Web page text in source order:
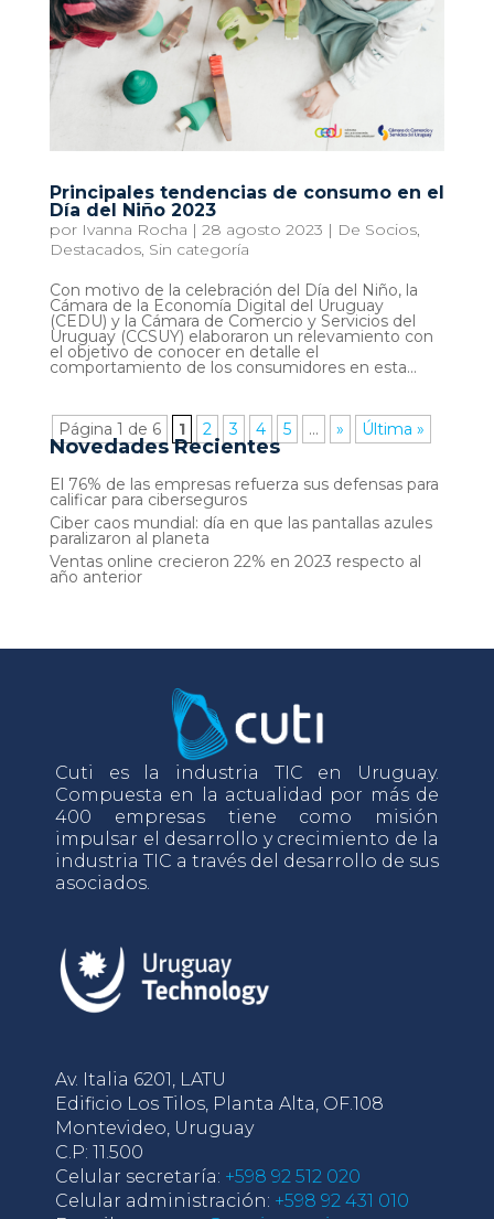
Principales tendencias de consumo en el
Día del Niño 2023
por Ivanna Rocha | 28 agosto 2023 | De Socios,
Destacados, Sin categoría
Con motivo de la celebración del Día del Niño, la
Cámara de la Economía Digital del Uruguay
(CEDU) y la Cámara de Comercio y Servicios del
Uruguay (CCSUY) elaboraron un relevamiento con
el objetivo de conocer en detalle el
comportamiento de los consumidores en esta...
Página 1 de 6 1 2 3 4 5 ... » Última »
Novedades Recientes
El 76% de las empresas refuerza sus defensas para
calificar para ciberseguros
Ciber caos mundial: día en que las pantallas azules
paralizaron al planeta
Ventas online crecieron 22% en 2023 respecto al
año anterior
Cuti es la industria TIC en Uruguay.
Compuesta en la actualidad por más de
400 empresas tiene como misión
impulsar el desarrollo y crecimiento de la
industria TIC a través del desarrollo de sus
asociados.
Av. Italia 6201, LATU
Edificio Los Tilos, Planta Alta, OF.108
Montevideo, Uruguay
C.P: 11.500
Celular secretaría: +598 92 512 020
Celular administración: +598 92 431 010